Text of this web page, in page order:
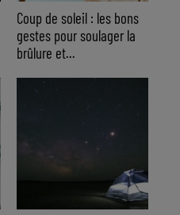
Coup de soleil : les bons
gestes pour soulager la
brûlure et...